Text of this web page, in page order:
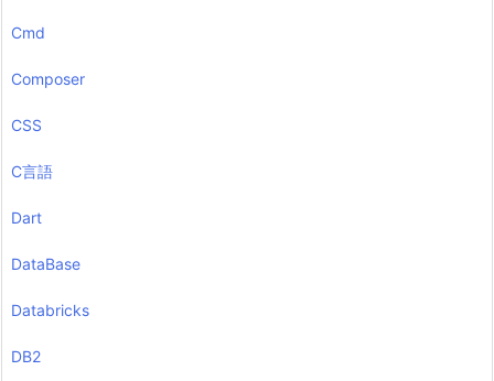
Cmd
Composer
CSS
C言語
Dart
DataBase
Databricks
DB2